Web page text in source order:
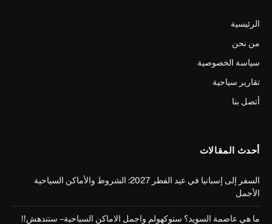
الرئيسية
من نحن
سياسة الخصوصية
تقارير سياحية
أتصل بنا
أحدث المقالات
السفر إلى إسبانيا في عيد الفطر 2027: الشروط والأماكن السياحية
الأجمل
ما هي عاصمة السويد؟ ستوكهولم واجمل الاماكن السياحية – ستندهش!!